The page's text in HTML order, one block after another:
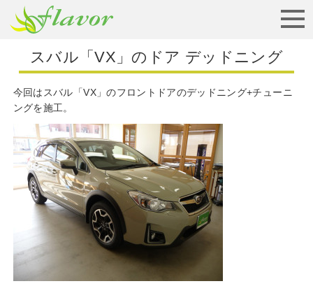
スバル「VX」のドア デッドニング
今回はスバル「VX」のフロントドアのデッドニング+チューニ
ングを施工。